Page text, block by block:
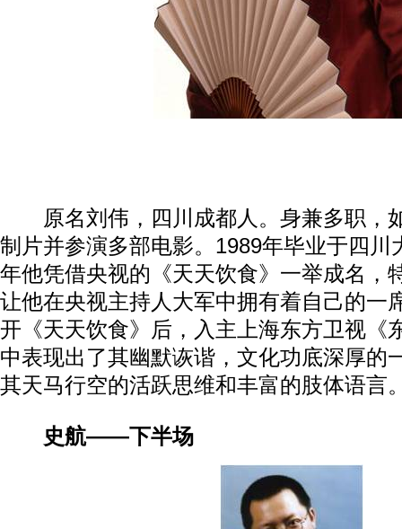
原名刘伟，四川成都人。身兼多职，
制片并参演多部电影。1989年毕业于四川
年他凭借央视的《天天饮食》一举成名，
让他在央视主持人大军中拥有着自己的一
开《天天饮食》后，入主上海东方卫视《
中表现出了其幽默诙谐，文化功底深厚的
其天马行空的活跃思维和丰富的肢体语言
史航——下半场